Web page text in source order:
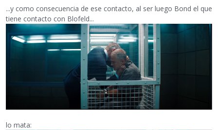
...y como consecuencia de ese contacto, al ser luego Bond el que
tiene contacto con Blofeld...
lo mata: